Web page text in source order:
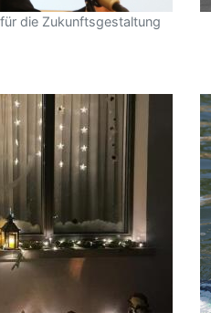
die Zukunftsgestaltung